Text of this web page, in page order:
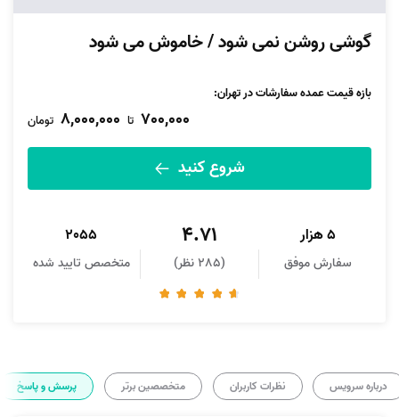
گوشی روشن نمی شود / خاموش می شود
بازه قیمت عمده سفارشات در تهران:
700,000 تا 8,000,000 تومان
شروع کنید
5 هزار
سفارش موفق
4.71
(285 نظر)
2055
متخصص تایید شده
درباره سرویس نظرات کاربران متخصصین برتر پرسش و پاسخ